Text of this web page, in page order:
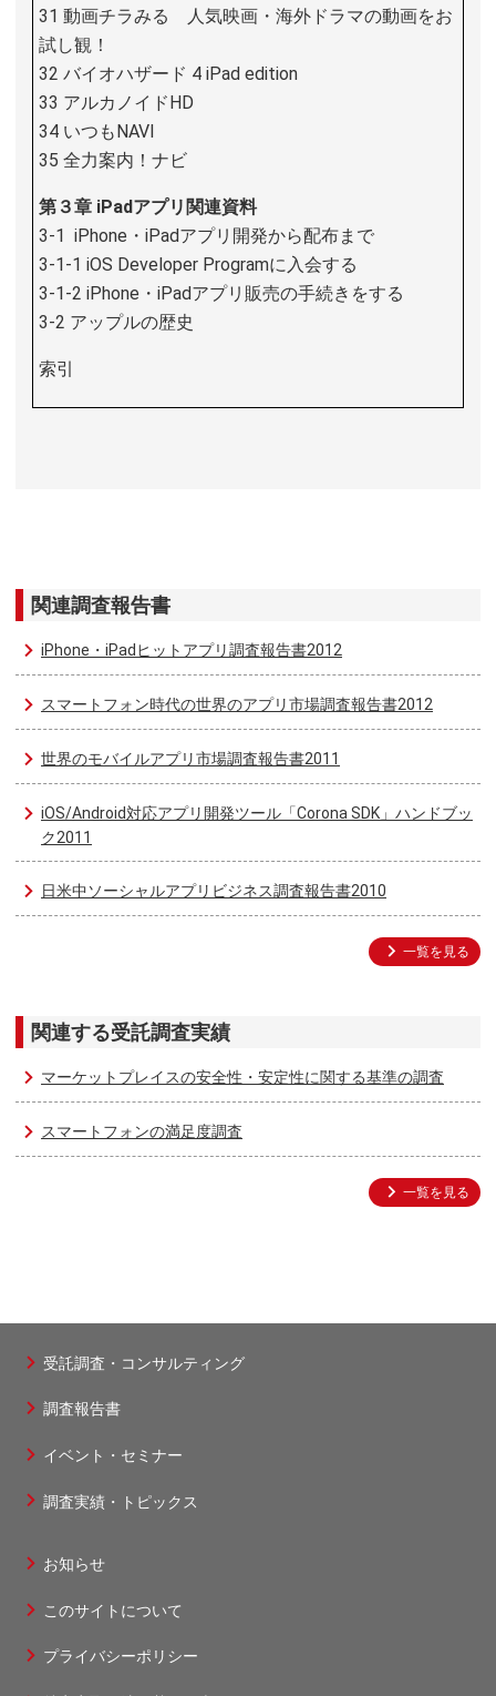
関連調査報告書
iPhone・iPadヒットアプリ調査報告書2012
スマートフォン時代の世界のアプリ市場調査報告書2012
世界のモバイルアプリ市場調査報告書2011
iOS/Android対応アプリ開発ツール「Corona SDK」ハンドブッ
ク2011
日米中ソーシャルアプリビジネス調査報告書2010
一覧を見る
31 動画チラみる 人気映画・海外ドラマの動画をお
試し観！
32 バイオハザード 4 iPad edition
33 アルカノイドHD
34 いつもNAVI
35 全力案内！ナビ
第３章 iPadアプリ関連資料
3-1 iPhone・iPadアプリ開発から配布まで
3-1-1 iOS Developer Programに入会する
3-1-2 iPhone・iPadアプリ販売の手続きをする
3-2 アップルの歴史
索引
関連する受託調査実績
マーケットプレイスの安全性・安定性に関する基準の調査
スマートフォンの満足度調査
一覧を見る
ッ
タ
1
受託調査・コンサルティング
調査報告書
イベント・セミナー
調査実績・トピックス
ッ
タ
お知らせ
このサイトについて
プライバシーポリシー